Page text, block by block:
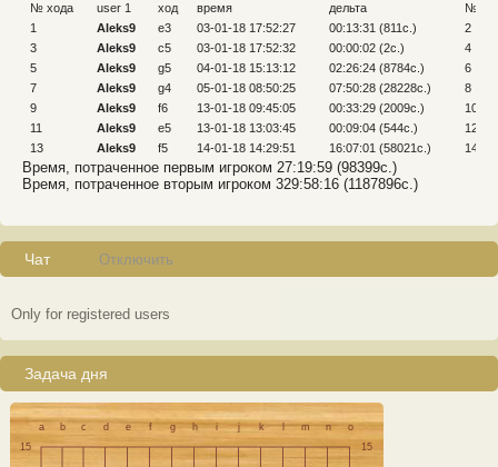
№ хода user 1 ход время дельта
№
1
Aleks9 e3 03-01-18 17:52:27 00:13:31 (811c.)
2
3
Aleks9 c5 03-01-18 17:52:32 00:00:02 (2c.)
4
5
Aleks9 g5 04-01-18 15:13:12 02:26:24 (8784c.)
6
7
Aleks9 g4 05-01-18 08:50:25 07:50:28 (28228c.)
8
9
Aleks9 f6 13-01-18 09:45:05 00:33:29 (2009c.)
10
11
Aleks9 e5 13-01-18 13:03:45 00:09:04 (544c.)
12
13
Aleks9 f5 14-01-18 14:29:51 16:07:01 (58021c.) 14
Время, потраченное первым игроком 27:19:59 (98399c.)
Время, потраченное вторым игроком 329:58:16 (1187896c.)
Чат Отключить
Only for registered users
Задача дня
a b c d e f g h i j k m n
o
15
15